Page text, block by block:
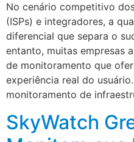
No cenário competitivo
(ISPs) e integradores, a
diferencial que separa o
entanto, muitas empresas
de monitoramento que
experiência real do
monitoramento de
SkyWatch